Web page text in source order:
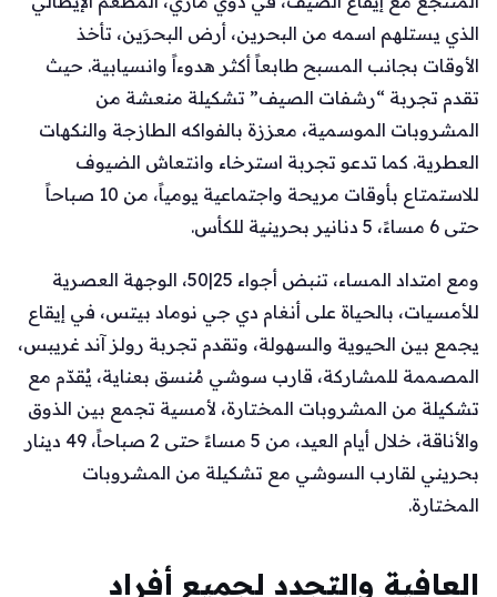
الذي يستلهم اسمه من البحرين، أرض البحرَين، تأخذ
الأوقات بجانب المسبح طابعاً أكثر هدوءاً وانسيابية. حيث
تقدم تجربة “رشفات الصيف” تشكيلة منعشة من
المشروبات الموسمية، معززة بالفواكه الطازجة والنكهات
العطرية. كما تدعو تجربة استرخاء وانتعاش الضيوف
للاستمتاع بأوقات مريحة واجتماعية يومياً، من 10 صباحاً
حتى 6 مساءً، 5 دنانير بحرينية للكأس.
ومع امتداد المساء، تنبض أجواء 25|50، الوجهة العصرية
للأمسيات، بالحياة على أنغام دي جي نوماد بيتس، في إيقاع
يجمع بين الحيوية والسهولة، وتقدم تجربة رولز آند غريبس،
المصممة للمشاركة، قارب سوشي مُنسق بعناية، يُقدّم مع
تشكيلة من المشروبات المختارة، لأمسية تجمع بين الذوق
والأناقة، خلال أيام العيد، من 5 مساءً حتى 2 صباحاً، 49 دينار
بحريني لقارب السوشي مع تشكيلة من المشروبات
المختارة.
العافية والتجدد لجميع أفراد